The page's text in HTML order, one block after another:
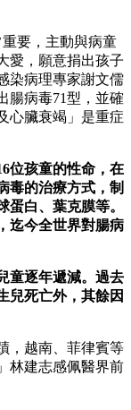
要，主動與病童
愛，願意捐出孩子
染病理專家謝文儒
腸病毒71型，並確
心臟衰竭」是重症
位孩童的性命，在
毒的治療方式，制
白、葉克膜等。
迄今全世界對腸病
童逐年遞減。過去
兒死亡外，其餘因
，越南、菲律賓等
林建志感佩醫界前